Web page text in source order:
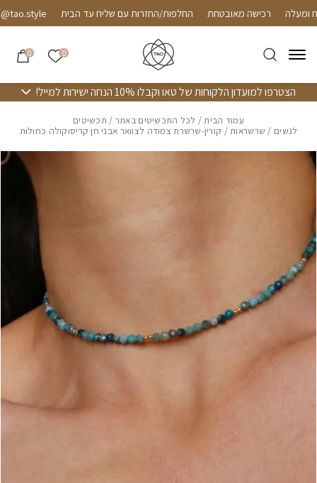
Skip to Contentרכישה מאובטחת החלפות/החזרות עם שליח עד הבית
0 הרשימה
0
הצטרפו למועדון הלקוחות של טאו וקבלו 10% הנחה ישירות למייל!
עמוד הבית/ לכל התכשיטים באתר / תכשיטים
לנשים / שרשראות/ קורין-שרשרת צמודה לצוואר אבני חן קריסוקולה כחולות
בחזרה למעלה